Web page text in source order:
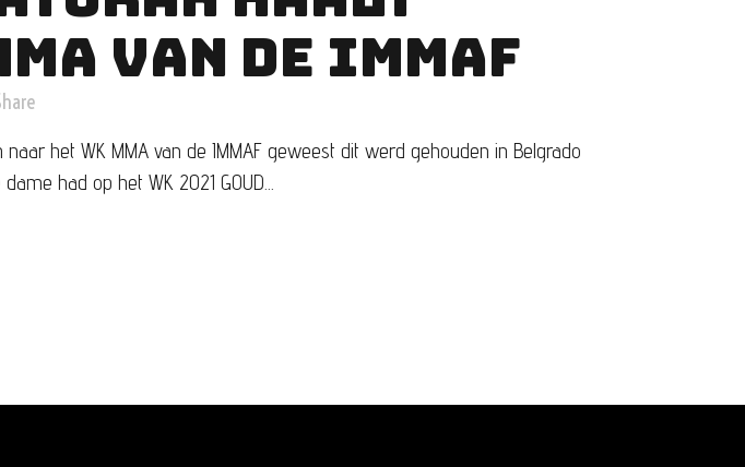
VAN DE IMMAF
het WK MMA van de IMMAF geweest dit werd gehouden in Belgrado
had op het WK 2021 GOUD...